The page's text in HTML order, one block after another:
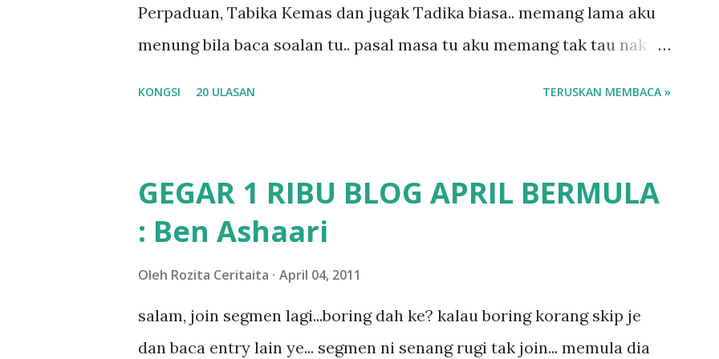
Perpaduan, Tabika Kemas dan jugak Tadika biasa.. memang lama aku
menung bila baca soalan tu.. pasal masa tu aku memang tak tau nak
sapa pun masa tu.. bila fikir-fikirkan balik terasa jugak masa alahai
teruknya kami sebagai ibubapa.. dan kami terasa jugak semakin teruk
bila abg long dah masuk 2 tahun kat salah satu tadika swasta ni.. tapi
KONGSI 20 ULASAN TERUSKAN MEMBACA »
GEGAR 1 RIBU BLOG APRIL BERMULA
: Ben Ashaari
Oleh Rozita Ceritaita April 04, 2011
salam, join segmen lagi...boring dah ke? kalau boring korang skip je
dan baca entry lain ye... segmen ni senang rugi tak join... memula dia